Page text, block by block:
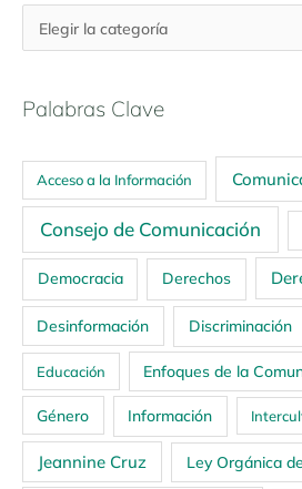
Palabras Clave
Acceso a la Información
Consejo de Comunicación
Democracia Derechos
Desinformación Discriminación
Educación Enfoques de la
Género Información
Jeannine Cruz Ley Orgánica